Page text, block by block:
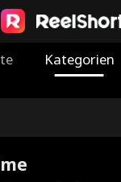
Kategorien